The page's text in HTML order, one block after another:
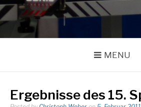
MENU
Ergebnisse des 15.